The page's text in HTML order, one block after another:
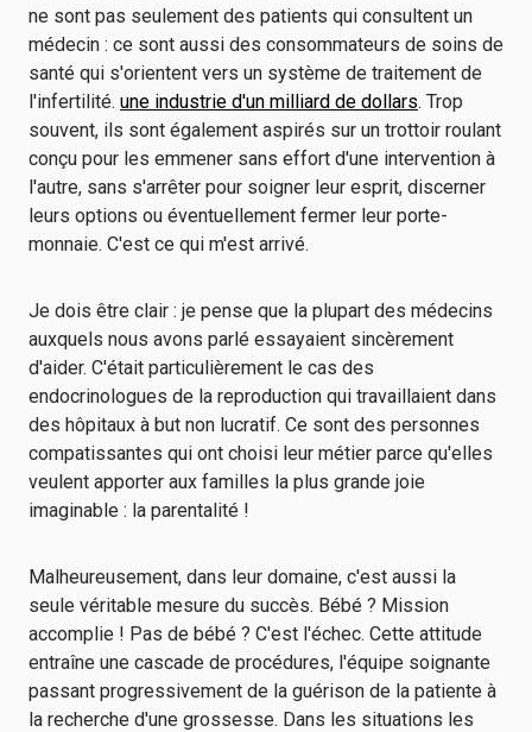
ne sont pas seulement des patients qui consultent un
médecin : ce sont aussi des consommateurs de soins de
santé qui s'orientent vers un système de traitement de
l'infertilité. une industrie d'un milliard de dollars. Trop
souvent, ils sont également aspirés sur un trottoir roulant
conçu pour les emmener sans effort d'une intervention à
l'autre, sans s'arrêter pour soigner leur esprit, discerner
leurs options ou éventuellement fermer leur porte-
monnaie. C'est ce qui m'est arrivé.
Je dois être clair : je pense que la plupart des médecins
auxquels nous avons parlé essayaient sincèrement
d'aider. C'était particulièrement le cas des
endocrinologues de la reproduction qui travaillaient dans
des hôpitaux à but non lucratif. Ce sont des personnes
compatissantes qui ont choisi leur métier parce qu'elles
veulent apporter aux familles la plus grande joie
imaginable : la parentalité !
Malheureusement, dans leur domaine, c'est aussi la
seule véritable mesure du succès. Bébé ? Mission
accomplie ! Pas de bébé ? C'est l'échec. Cette attitude
entraîne une cascade de procédures, l'équipe soignante
passant progressivement de la guérison de la patiente à
la recherche d'une grossesse. Dans les situations les